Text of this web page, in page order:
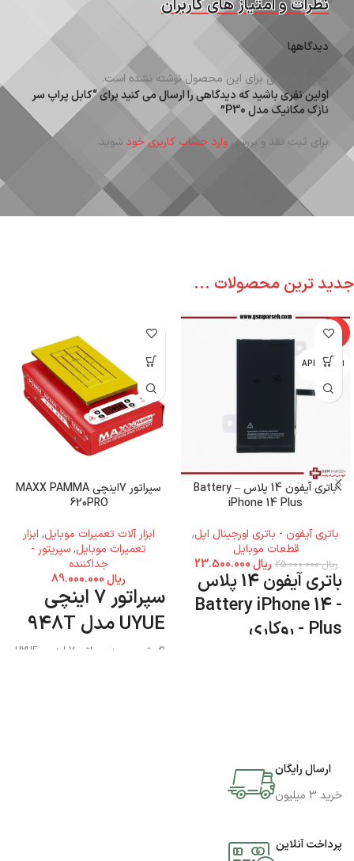
نظرات و امتیاز های کاربران
دیدگاهها
هیچ دیدگاهی برای این محصول نوشته نشده است.
اولین نفری باشید که دیدگاهی را ارسال می کنید برای “کابل پراپ سر
نازک مکانیک مدل P30”
برای ثبت نقد و بررسیوارد حساب کاربری خود شوید.
جدید ترین محصولات ...
-6%
اپل - APPLE
باتری آیفون 14 پلاس – Battery
iPhone 14 Plus
باتری آیفون - باتری اورجینال اپل,
قطعات موبایل
ریال25.000.000 ریال
باتری آیفون 14 پلاس
- Battery iPhone 14
Plus - روکاری
سپراتور 7اینچی MAXX PAMMA
620PRO
ابزار آلات تعمیرات موبایل, ابزار
تعمیرات موبایل,سپریتور -
جداکننده
ریال
سپراتور 7 اینچی
UYUE مدل 948T
اگر تصمیم به سپراتور 7 اینچی UYUE
ارسال رایگان
خرید 3 میلیون
پرداخت آنلاین